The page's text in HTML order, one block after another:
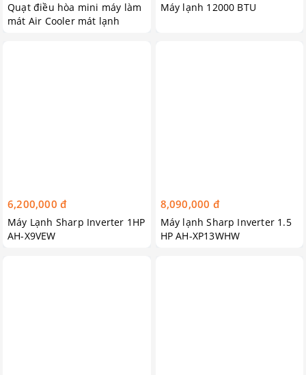
Quạt điều hòa mini máy làm
mát Air Cooler mát lạnh
Máy lạnh 12000 BTU
6,200,000 đ
Máy Lạnh Sharp Inverter 1HP
AH-X9VEW
8,090,000 đ
Máy lạnh Sharp Inverter 1.5
HP AH-XP13WHW